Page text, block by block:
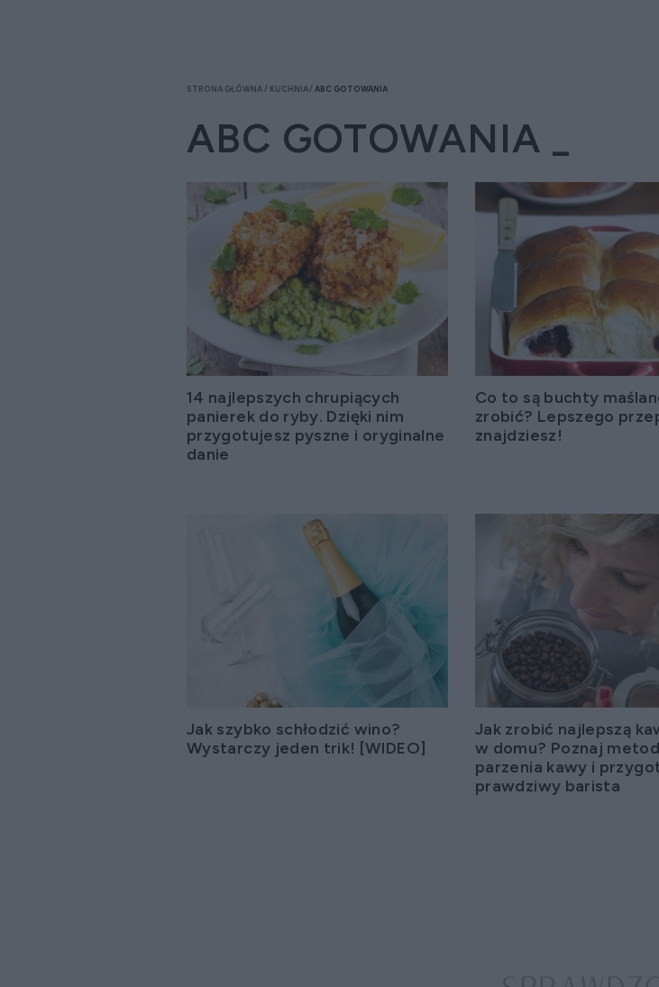
STRONA GŁÓWNA KUCHNIA ABC GOTOWANIA
ABC GOTOWANIA
14 najlepszych chrupiących
panierek do ryby. Dzięki nim
przygotujesz pyszne i oryginalne
danie
Co to są buchty
zrobić? Lepszego
znajdziesz!
Jak szybko schłodzić wino?
Wystarczy jeden trik! [WIDEO]
Jak zrobić najlepszą
w domu? Poznaj
parzenia kawy i
prawdziwy barista